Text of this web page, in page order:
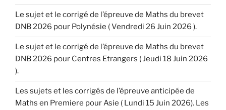
Le sujet et le corrigé de l’épreuve de Maths du brevet
DNB 2026 pour Polynésie ( Vendredi 26 Juin 2026 ).
Le sujet et le corrigé de l’épreuve de Maths du brevet
DNB 2026 pour Centres Etrangers ( Jeudi 18 Juin 2026
).
Les sujets et les corrigés de l’épreuve anticipée de
Maths en Premiere pour Asie ( Lundi 15 Juin 2026). Les